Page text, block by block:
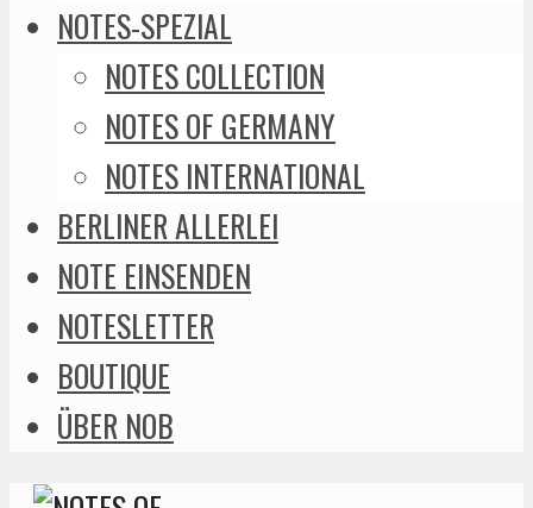
NOTES-SPEZIAL
NOTES COLLECTION
NOTES OF GERMANY
NOTES INTERNATIONAL
BERLINER ALLERLEI
NOTE EINSENDEN
NOTESLETTER
BOUTIQUE
ÜBER NOB